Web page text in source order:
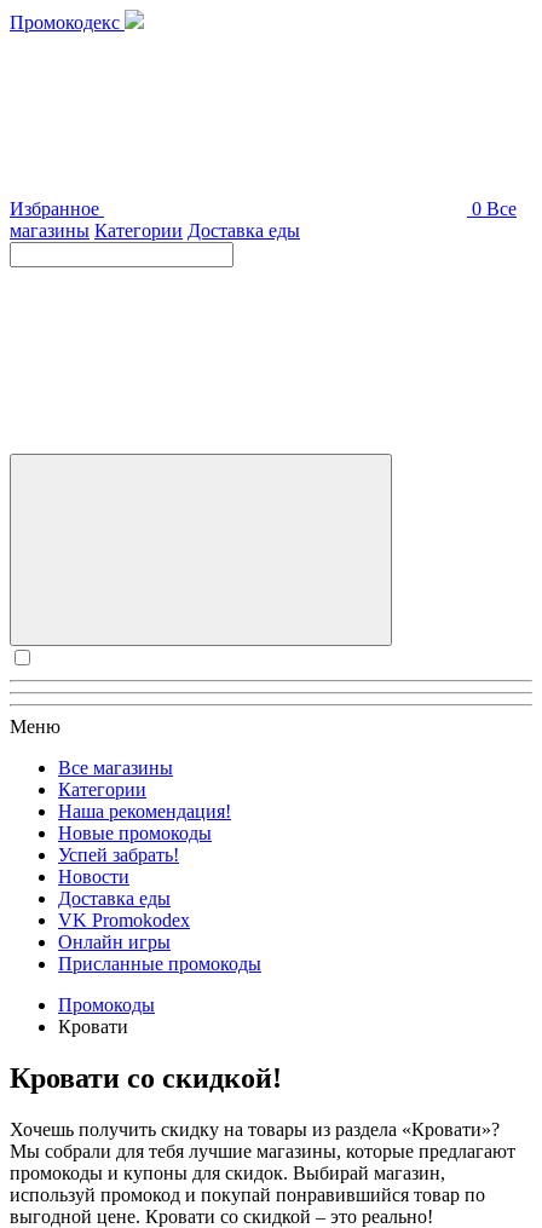
Промокодекс
Избранное 0 Все
магазины Категории Доставка еды
Меню
Все магазины
Категории
Наша рекомендация!
Новые промокоды
Успей забрать!
Новости
Доставка еды
VK Promokodex
Онлайн игры
Присланные промокоды
Промокоды
Кровати
Кровати со скидкой!
Хочешь получить скидку на товары из раздела «Кровати»?
Мы собрали для тебя лучшие магазины, которые предлагают
промокоды и купоны для скидок. Выбирай магазин,
используй промокод и покупай понравившийся товар по
выгодной цене. Кровати со скидкой – это реально!